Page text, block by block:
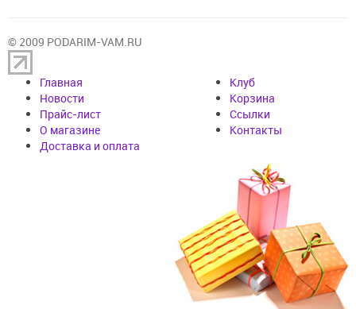
© 2009 PODARIM-VAM.RU
Главная
Новости
Прайс-лист
О магазине
Доставка и оплата
Клуб
Корзина
Cсылки
Контакты